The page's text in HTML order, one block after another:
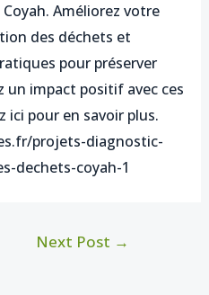
Améliorez votre
des déchets et
pour préserver
un impact positif avec ces
ici pour en savoir plus.
projets-diagnostic-
dechets-coyah-1
Next Post →